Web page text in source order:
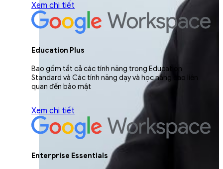
Xem chi tiết
Education Plus
Bao gồm tất cả các tính năng trong Education
Standard và Các tính năng dạy và học nâng cao liên
quan đến bảo mật
Xem chi tiết
Enterprise Essentials